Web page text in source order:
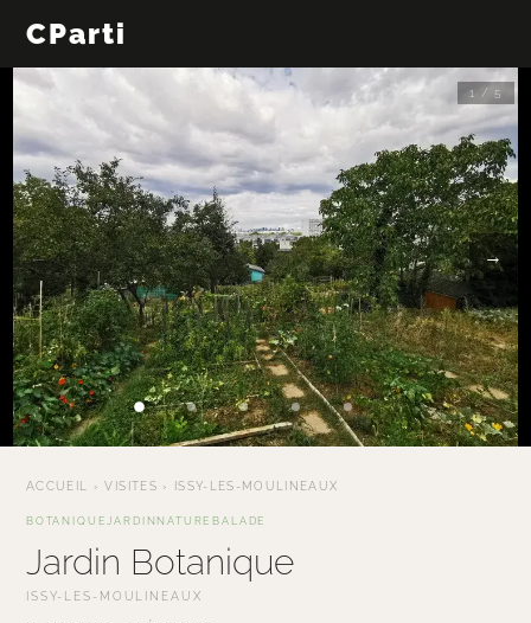
CParti
← →
1 / 5
ACCUEIL ›VISITES › ISSY-LES-MOULINEAUX
BOTANIQUE JARDINNATUREBALADE
Jardin Botanique
ISSY-LES-MOULINEAUX